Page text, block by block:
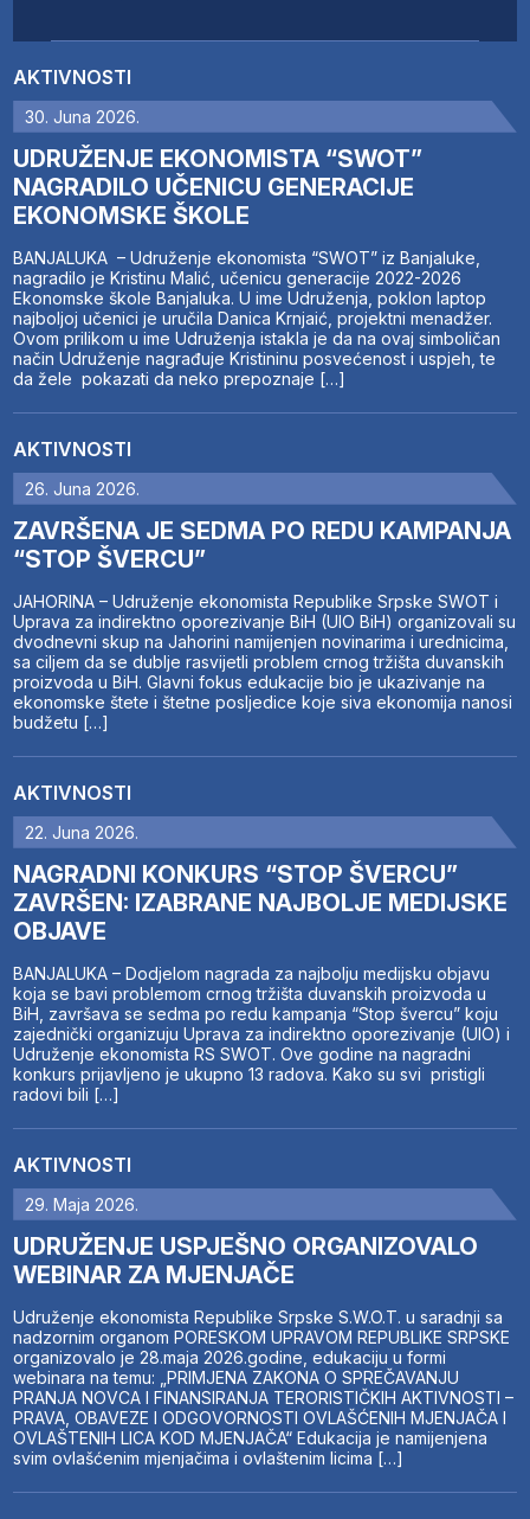
AKTIVNOSTI
30. Juna 2026.
UDRUŽENJE EKONOMISTA “SWOT”
NAGRADILO UČENICU GENERACIJE
EKONOMSKE ŠKOLE
BANJALUKA – Udruženje ekonomista “SWOT” iz Banjaluke,
nagradilo je Kristinu Malić, učenicu generacije 2022-2026
Ekonomske škole Banjaluka. U ime Udruženja, poklon laptop
najboljoj učenici je uručila Danica Krnjaić, projektni menadžer.
Ovom prilikom u ime Udruženja istakla je da na ovaj simboličan
način Udruženje nagrađuje Kristininu posvećenost i uspjeh, te
da žele pokazati da neko prepoznaje […]
AKTIVNOSTI
26. Juna 2026.
ZAVRŠENA JE SEDMA PO REDU KAMPANJA
“STOP ŠVERCU”
JAHORINA – Udruženje ekonomista Republike Srpske SWOT i
Uprava za indirektno oporezivanje BiH (UIO BiH) organizovali su
dvodnevni skup na Jahorini namijenjen novinarima i urednicima,
sa ciljem da se dublje rasvijetli problem crnog tržišta duvanskih
proizvoda u BiH. Glavni fokus edukacije bio je ukazivanje na
ekonomske štete i štetne posljedice koje siva ekonomija nanosi
budžetu […]
AKTIVNOSTI
22. Juna 2026.
NAGRADNI KONKURS “STOP ŠVERCU”
ZAVRŠEN: IZABRANE NAJBOLJE MEDIJSKE
OBJAVE
BANJALUKA – Dodjelom nagrada za najbolju medijsku objavu
koja se bavi problemom crnog tržišta duvanskih proizvoda u
BiH, završava se sedma po redu kampanja “Stop švercu” koju
zajednički organizuju Uprava za indirektno oporezivanje (UIO) i
Udruženje ekonomista RS SWOT. Ove godine na nagradni
konkurs prijavljeno je ukupno 13 radova. Kako su svi pristigli
radovi bili […]
AKTIVNOSTI
29. Maja 2026.
UDRUŽENJE USPJEŠNO ORGANIZOVALO
WEBINAR ZA MJENJAČE
Udruženje ekonomista Republike Srpske S.W.O.T. u saradnji sa
nadzornim organom PORESKOM UPRAVOM REPUBLIKE SRPSKE
organizovalo je 28.maja 2026.godine, edukaciju u formi
webinara na temu: „PRIMJENA ZAKONA O SPREČAVANJU
PRANJA NOVCA I FINANSIRANJA TERORISTIČKIH AKTIVNOSTI –
PRAVA, OBAVEZE I ODGOVORNOSTI OVLAŠĆENIH MJENJAČA I
OVLAŠTENIH LICA KOD MJENJAČA“ Edukacija je namijenjena
svim ovlašćenim mjenjačima i ovlaštenim licima […]